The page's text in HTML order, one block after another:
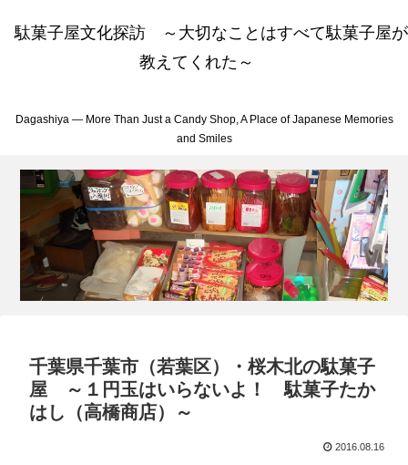
駄菓子屋文化探訪 ～大切なことはすべて駄菓子屋が
教えてくれた～
Dagashiya — More Than Just a Candy Shop, A Place of Japanese Memories
and Smiles
千葉県千葉市（若葉区）・桜木北の駄菓子
屋 ～１円玉はいらないよ！ 駄菓子たか
はし（高橋商店）～
2016.08.16